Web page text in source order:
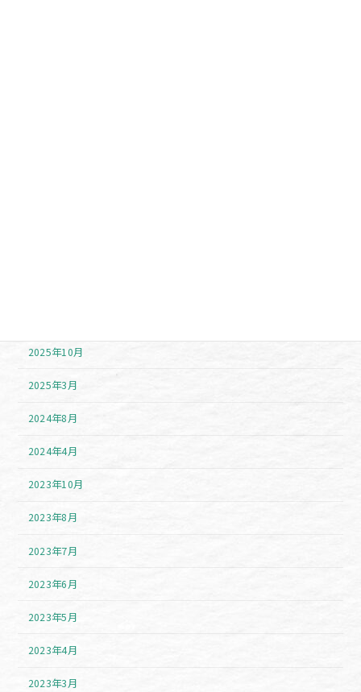
2025年10月
2025年3月
2024年8月
2024年4月
2023年10月
2023年8月
2023年7月
2023年6月
2023年5月
2023年4月
2023年3月